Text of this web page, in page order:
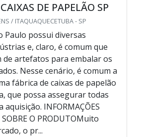
DE PAPELÃO SP
/ ITAQUAQUECETUBA - SP
Paulo possui diversas
e, claro, é comum que
de artefatos para embalar os
Nesse cenário, é comum a
fábrica de caixas de papelão
que possa assegurar todas
INFORMAÇÕES
O PRODUTOMuito
o pr...